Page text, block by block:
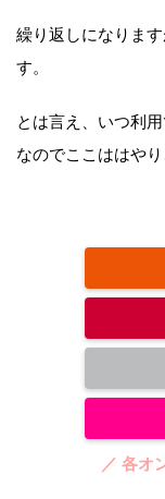
繰り返しになりま
す。
とは言え、いつ利
なのでここははや
／ 各オ